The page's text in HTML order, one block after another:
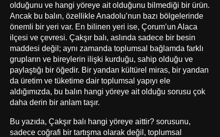
olduğunu ve hangi yöreye ait olduğunu bilmediği bir ürün.
Ancak bu balın, özellikle Anadolu’nun bazı bölgelerinde
önemli bir yeri var. En bilinen yeri ise, Çorum’un Alaca
ilçesi ve çevresi. Çakşır balı, aslında sadece bir besin
maddesi değil; aynı zamanda toplumsal bağlamda farklı
grupların ve bireylerin ilişki kurduğu, sahip olduğu ve
paylaştığı bir öğedir. Bir yandan kültürel miras, bir yandan
da üretim ve tüketime dair toplumsal yapıyı ele
aldığımızda, bu balın hangi yöreye ait olduğu sorusu çok
daha derin bir anlam taşır.
Bu yazıda, Çakşır balı hangi yöreye aittir? sorusunu,
sadece coğrafi bir tartışma olarak değil, toplumsal